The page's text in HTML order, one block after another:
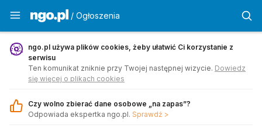
Ogłoszenia - ngo.pl
/ Ogłoszenia
ngo.pl używa plików cookies, żeby ułatwić Ci korzystanie z
serwisu
Ten komunikat zniknie przy Twojej następnej wizycie. Dowiedz
się więcej o plikach cookies
Czy wolno zbierać dane osobowe „na zapas”?
Odpowiada ekspertka ngo.pl. Sprawdź >